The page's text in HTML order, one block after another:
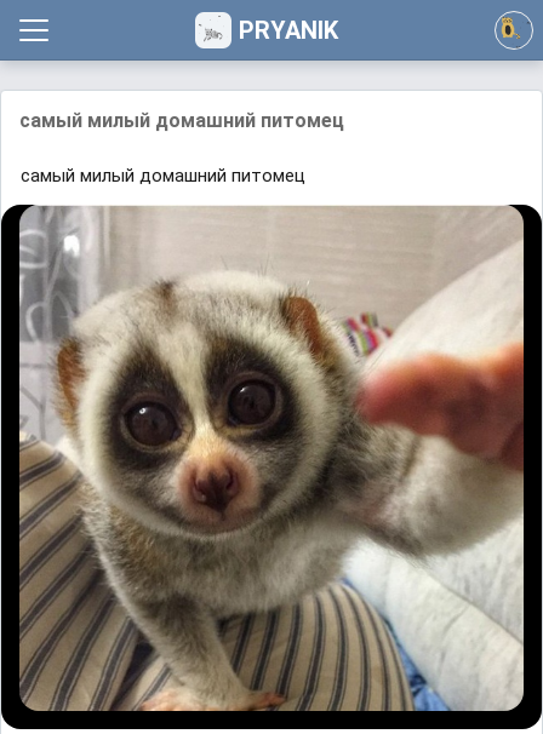
PRYANIK
самый милый домашний питомец
самый милый домашний питомец